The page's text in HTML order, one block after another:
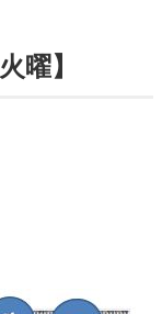
曜】